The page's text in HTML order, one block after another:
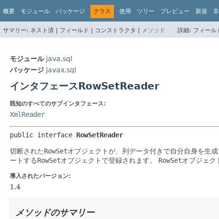
概要 モジュール パッケージ クラス 使用 ツリー プレビュー 新規
サマリー: ネスト済 | フィールド | コンストラクタ | メソッド 詳細: フィー
モジュール java.sql
パッケージ javax.sql
インタフェースRowSetReader
既知のすべてのサブインタフェース:
XmlReader
public interface RowSetReader
切断されたRowSetオブジェクトが、列データ付きで自分自身を生
ートするRowSetオブジェクトで登録されます。 RowSetオブジェク
導入されたバージョン:
1.4
メソッドのサマリー